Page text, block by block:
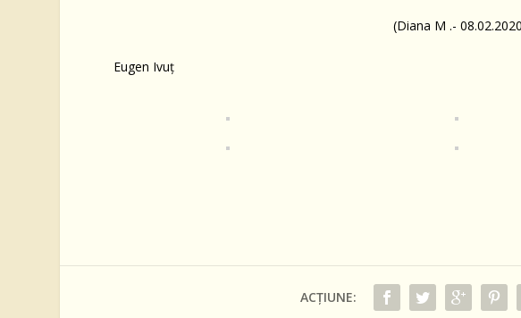
(Diana M .-
Eugen Ivuț
ACȚIUNE: